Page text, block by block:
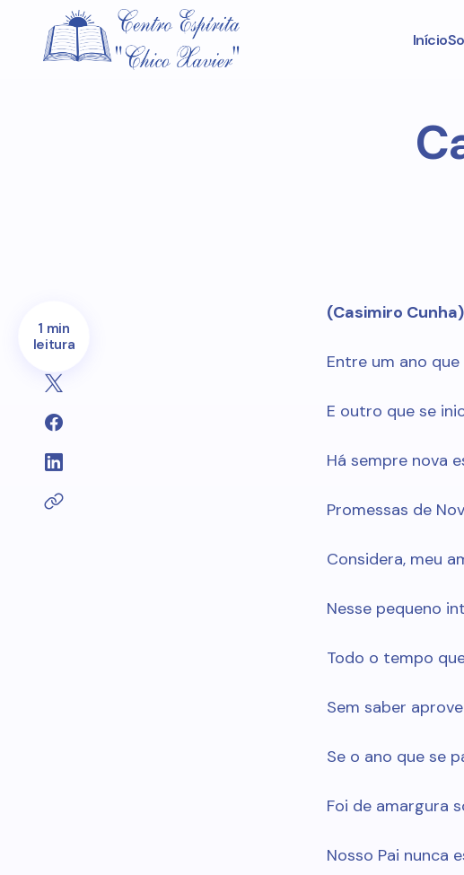
Início
1 min
leitura
(Casimiro Cunha)
Entre um ano que
E outro que se
Há sempre nova
Promessas de
Considera, meu
Nesse pequeno
Todo o tempo
Sem saber
Se o ano que se
Foi de amargura
Nosso Pai nunca